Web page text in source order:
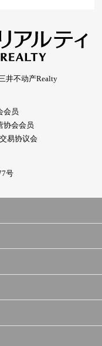
井不动产Realty
会员
协会会员
易协议会
号